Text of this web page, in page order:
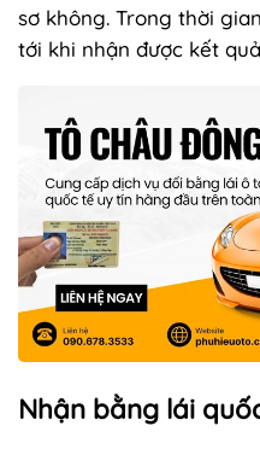
sơ không. Trong thời
tới khi nhận được kết
Nhận bằng lái